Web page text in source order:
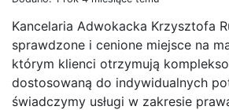
Kancelaria Adwokacka Krzysztofa
sprawdzone i cenione miejsce na
którym klienci otrzymują
dostosowaną do indywidualnych
świadczymy usługi w zakresie